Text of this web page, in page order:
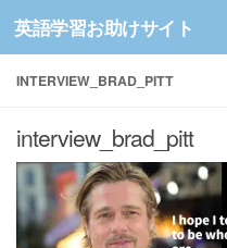
コンテンツへスキップ
英語学習お助けサイト
INTERVIEW_BRAD_PITT
interview_brad_pitt